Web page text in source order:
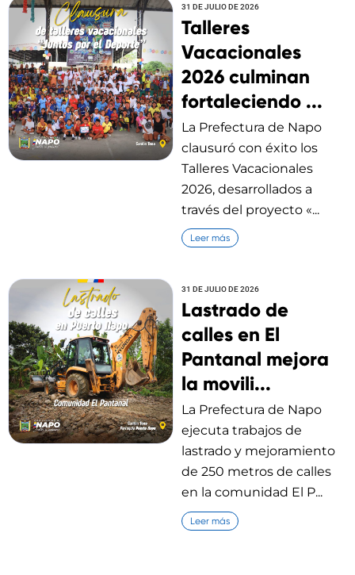
31 DE JULIO DE 2026
Talleres
Vacacionales
2026 culminan
fortaleciendo ...
La Prefectura de Napo
clausuró con éxito los
Talleres Vacacionales
2026, desarrollados a
través del proyecto «...
Leer más
31 DE JULIO DE 2026
Lastrado de
calles en El
Pantanal mejora
la movili...
La Prefectura de Napo
ejecuta trabajos de
lastrado y mejoramiento
de 250 metros de calles
en la comunidad El P...
Leer más